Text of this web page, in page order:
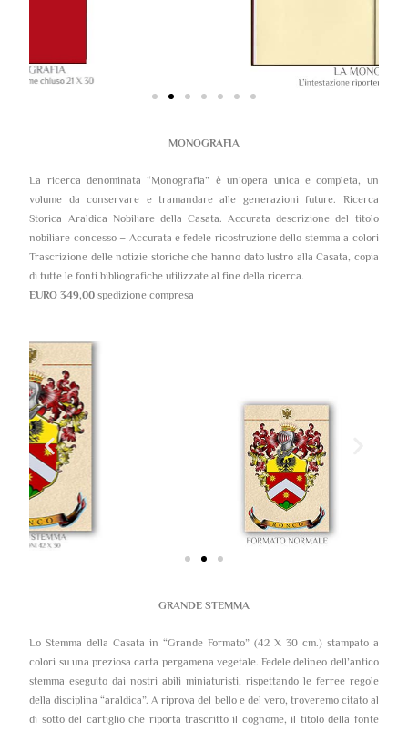
MONOGRAFIA
La ricerca denominata “Monografia” è un’opera unica e completa, un
volume da conservare e tramandare alle generazioni future. Ricerca
Storica Araldica Nobiliare della Casata. Accurata descrizione del titolo
nobiliare concesso – Accurata e fedele ricostruzione dello stemma a colori
Trascrizione delle notizie storiche che hanno dato lustro alla Casata, copia
di tutte le fonti bibliografiche utilizzate al fine della ricerca.
EURO 349,00 spedizione compresa
GRANDE STEMMA
Lo Stemma della Casata in “Grande Formato” (42 X 30 cm.) stampato a
colori su una preziosa carta pergamena vegetale. Fedele delineo dell’antico
stemma eseguito dai nostri abili miniaturisti, rispettando le ferree regole
della disciplina “araldica”. A riprova del bello e del vero, troveremo citato al
di sotto del cartiglio che riporta trascritto il cognome, il titolo della fonte